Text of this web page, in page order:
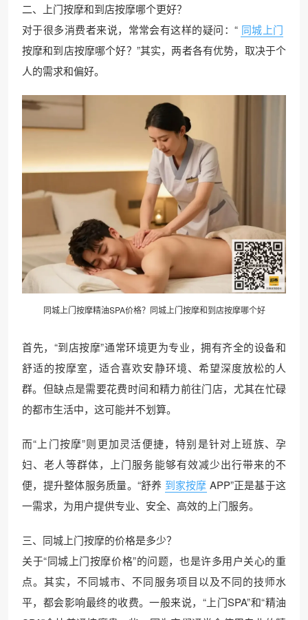
二、上门按摩和到店按摩哪个更好？
对于很多消费者来说，常常会有这样的疑问：“ 同城上门
按摩和到店按摩哪个好？”其实，两者各有优势，取决于个
人的需求和偏好。
同城上门按摩精油SPA价格？同城上门按摩和到店按摩哪个好
首先，“到店按摩”通常环境更为专业，拥有齐全的设备和
舒适的按摩室，适合喜欢安静环境、希望深度放松的人
群。但缺点是需要花费时间和精力前往门店，尤其在忙碌
的都市生活中，这可能并不划算。
而“上门按摩”则更加灵活便捷，特别是针对上班族、孕
妇、老人等群体，上门服务能够有效减少出行带来的不
便，提升整体服务质量。“舒养 到家按摩 APP”正是基于这
一需求，为用户提供专业、安全、高效的上门服务。
三、同城上门按摩的价格是多少？
关于“同城上门按摩价格”的问题，也是许多用户关心的重
点。其实，不同城市、不同服务项目以及不同的技师水
平，都会影响最终的收费。一般来说，“上门SPA”和“精油